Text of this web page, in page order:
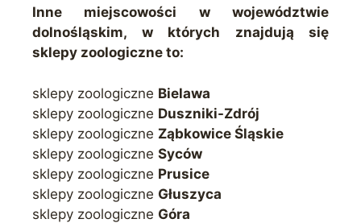
Inne miejscowości w województwie
dolnośląskim, w których znajdują się
sklepy zoologiczne to:
sklepy zoologiczne Bielawa
sklepy zoologiczne Duszniki-Zdrój
sklepy zoologiczne Ząbkowice Śląskie
sklepy zoologiczne Syców
sklepy zoologiczne Prusice
sklepy zoologiczne Głuszyca
sklepy zoologiczne Góra